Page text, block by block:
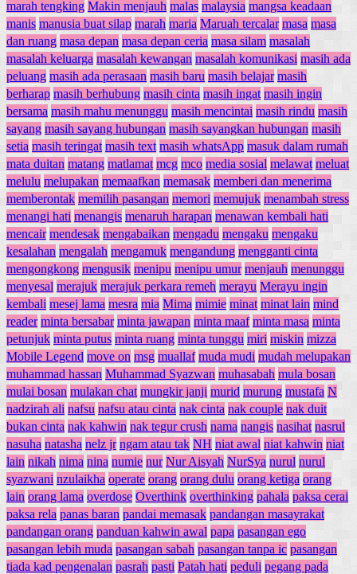
marah tengking Makin menjauh malas malaysia mangsa keadaan
manis manusia buat silap marah maria Maruah tercalar masa masa
dan ruang masa depan masa depan ceria masa silam masalah
masalah keluarga masalah kewangan masalah komunikasi masih ada
peluang masih ada perasaan masih baru masih belajar masih
berharap masih berhubung masih cinta masih ingat masih ingin
bersama masih mahu menunggu masih mencintai masih rindu masih
sayang masih sayang hubungan masih sayangkan hubungan masih
setia masih teringat masih text masih whatsApp masuk dalam rumah
mata duitan matang matlamat mcg mco media sosial melawat meluat
melulu melupakan memaafkan memasak memberi dan menerima
memberontak memilih pasangan memori memujuk menambah stress
menangi hati menangis menaruh harapan menawan kembali hati
mencair mendesak mengabaikan mengadu mengaku mengaku
kesalahan mengalah mengamuk mengandung mengganti cinta
mengongkong mengusik menipu menipu umur menjauh menunggu
menyesal merajuk merajuk perkara remeh merayu Merayu ingin
kembali mesej lama mesra mia Mima mimie minat minat lain mind
reader minta bersabar minta jawapan minta maaf minta masa minta
petunjuk minta putus minta ruang minta tunggu miri miskin mizza
Mobile Legend move on msg muallaf muda mudi mudah melupakan
muhammad hassan Muhammad Syazwan muhasabah mula bosan
mulai bosan mulakan chat mungkir janji murid murung mustafa N
nadzirah ali nafsu nafsu atau cinta nak cinta nak couple nak duit
bukan cinta nak kahwin nak tegur crush nama nangis nasihat nasrul
nasuha natasha nelz jr ngam atau tak NH niat awal niat kahwin niat
lain nikah nima nina numie nur Nur Aisyah NurSya nurul nurul
syazwani nzulaikha operate orang orang dulu orang ketiga orang
lain orang lama overdose Overthink overthinking pahala paksa cerai
paksa rela panas baran pandai memasak pandangan masayrakat
pandangan orang panduan kahwin awal papa pasangan ego
pasangan lebih muda pasangan sabah pasangan tanpa ic pasangan
tiada kad pengenalan pasrah pasti Patah hati peduli pegang pada